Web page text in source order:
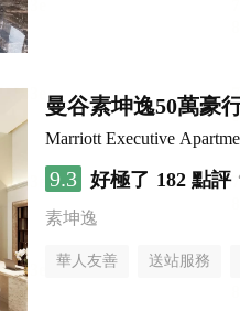
曼谷素坤逸50萬豪
Marriott Executive
9.3 好極了 182 點評
素坤逸
華人友善 送站服務